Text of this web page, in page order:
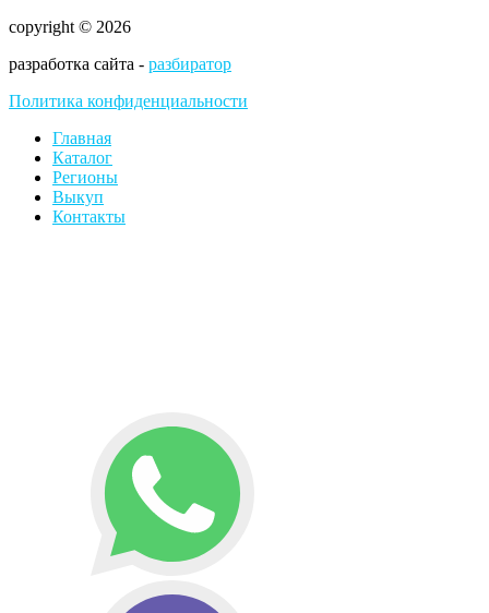
copyright © 2026
разработка сайта - разбиратор
Политика конфиденциальности
Главная
Каталог
Регионы
Выкуп
Контакты